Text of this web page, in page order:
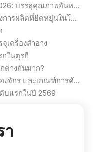
คู่มือการเลือกเครื่องบรรจุน้ำหอมปี 2026: บรรลุคุณภาพอันหรูหราและผลผลิตสูงสุด
AI ที่เป็นตัวเป็นตนสร้างนิยามใหม่ของการผลิตที่ยืดหยุ่นในโรงงานเครื่องสำอางได้อย่างไร
เครื่องสำอาง
กในตุรกี
ต่างกันมาก?
บรรจุภัณฑ์น้ำหอม: รูปแบบ วัสดุ เครื่องจักร และเกณฑ์การคัดเลือก
ดับแรกในปี 2569
า